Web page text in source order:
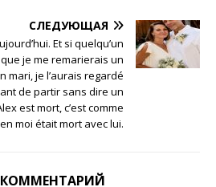
СЛЕДУЮЩАЯ
Et si quelqu’un
je me remarierais un
mari, je l’aurais regardé
de partir sans dire un
est mort, c’est comme
moi était mort avec lui.
КОММЕНТАРИЙ